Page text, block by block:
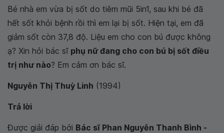
Bé nhà em vừa bị sốt do tiêm mũi 5in1, sau khi bé đã
hết sốt khỏi bệnh rồi thì em lại bị sốt. Hiện tại, em đã
giảm sốt còn 37,8 độ. Liệu em cho con bú được không
ạ? Xin hỏi bác sĩ phụ nữ đang cho con bú bị sốt điều
trị như nào? Em cảm ơn bác sĩ.
Nguyễn Thị Thuỳ Linh (1994)
Trả lời
Được giải đáp bởi Bác sĩ Phan Nguyễn Thanh Bình -